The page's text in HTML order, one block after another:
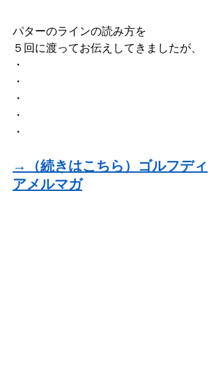
パターのラインの読み方を
５回に渡ってお伝えしてきましたが、
・
・
・
・
・
→（続きはこちら）ゴルフディ
アメルマガ